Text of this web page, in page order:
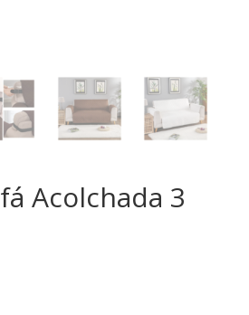
Acolchada 3